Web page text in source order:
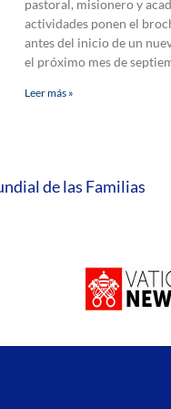
pastoral, misionero y
actividades ponen el
antes del inicio de un
el próximo mes de
Leer más »
de las Familias